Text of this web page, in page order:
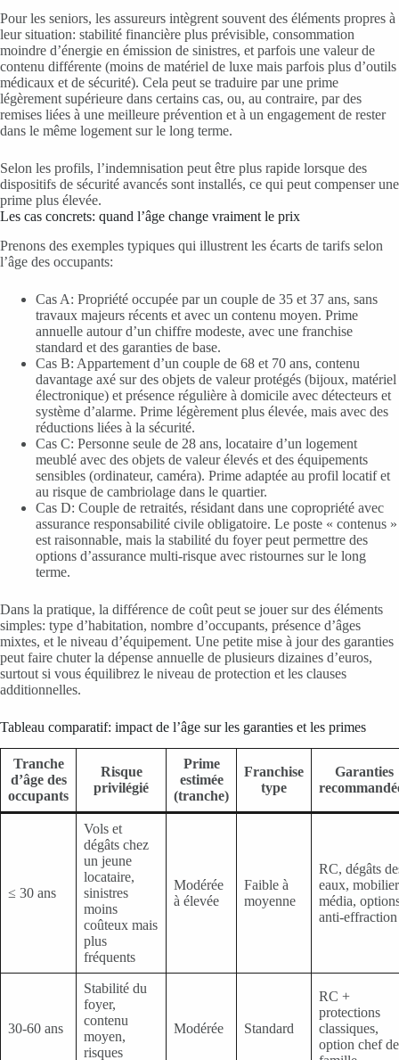
Pour les seniors, les assureurs intègrent souvent des éléments propres à
leur situation: stabilité financière plus prévisible, consommation
moindre d’énergie en émission de sinistres, et parfois une valeur de
contenu différente (moins de matériel de luxe mais parfois plus d’outils
médicaux et de sécurité). Cela peut se traduire par une prime
légèrement supérieure dans certains cas, ou, au contraire, par des
remises liées à une meilleure prévention et à un engagement de rester
dans le même logement sur le long terme.
Selon les profils, l’indemnisation peut être plus rapide lorsque des
dispositifs de sécurité avancés sont installés, ce qui peut compenser une
prime plus élevée.
Les cas concrets: quand l’âge change vraiment le prix
Prenons des exemples typiques qui illustrent les écarts de tarifs selon
l’âge des occupants:
Cas A: Propriété occupée par un couple de 35 et 37 ans, sans
travaux majeurs récents et avec un contenu moyen. Prime
annuelle autour d’un chiffre modeste, avec une franchise
standard et des garanties de base.
Cas B: Appartement d’un couple de 68 et 70 ans, contenu
davantage axé sur des objets de valeur protégés (bijoux, matériel
électronique) et présence régulière à domicile avec détecteurs et
système d’alarme. Prime légèrement plus élevée, mais avec des
réductions liées à la sécurité.
Cas C: Personne seule de 28 ans, locataire d’un logement
meublé avec des objets de valeur élevés et des équipements
sensibles (ordinateur, caméra). Prime adaptée au profil locatif et
au risque de cambriolage dans le quartier.
Cas D: Couple de retraités, résidant dans une copropriété avec
assurance responsabilité civile obligatoire. Le poste « contenus »
est raisonnable, mais la stabilité du foyer peut permettre des
options d’assurance multi-risque avec ristournes sur le long
terme.
Dans la pratique, la différence de coût peut se jouer sur des éléments
simples: type d’habitation, nombre d’occupants, présence d’âges
mixtes, et le niveau d’équipement. Une petite mise à jour des garanties
peut faire chuter la dépense annuelle de plusieurs dizaines d’euros,
surtout si vous équilibrez le niveau de protection et les clauses
additionnelles.
Tableau comparatif: impact de l’âge sur les garanties et les primes
Tranche
d’âge des
occupants
Risque
privilégié
Prime
estimée
(tranche)
Franchise
type
Garanties
≤ 30 ans
Vols et
dégâts chez
un jeune
locataire,
sinistres
moins
coûteux mais
plus
fréquents
Modérée
à élevée
Faible à
moyenne
RC, dégâts
eaux, mobilier
média,
anti-effraction
30-60 ans
Stabilité du
foyer,
contenu
moyen,
risques
Modérée Standard
RC +
protections
classiques,
option chef de